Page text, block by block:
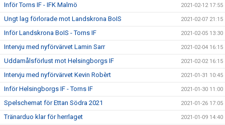
Inför Torns IF - IFK Malmö 2021-02-12 17:55
Ungt lag förlorade mot Landskrona BoIS 2021-02-07 21:15
Inför Landskrona BoIS - Torns IF 2021-02-05 13:30
Intervju med nyförvärvet Lamin Sarr 2021-02-04 16:15
Uddamålsförlust mot Helsingborgs IF 2021-02-02 16:15
Intervju med nyförvärvet Kevin Robèrt 2021-01-31 10:45
Inför Helsingborgs IF - Torns IF 2021-01-30 11:00
Spelschemat för Ettan Södra 2021 2021-01-26 17:05
Tränarduo klar för herrlaget 2021-01-09 14:40